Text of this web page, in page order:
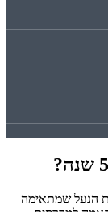
את הנעל שמתאימה